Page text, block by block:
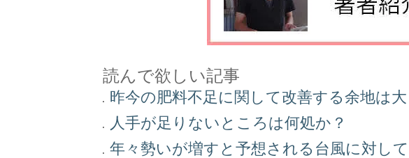
読んで欲しい記事
昨今の肥料不足に関して改善する余地は
人手が足りないところは何処か？
年々勢いが増すと予想される台風に対し